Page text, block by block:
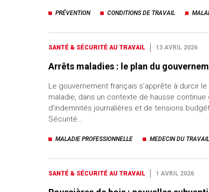
PRÉVENTION CONDITIONS DE TRAVAIL
SANTÉ & SÉCURITÉ AU TRAVAIL 13 AVRIL 2026
Arrêts maladies : le plan du
Le gouvernement français s’apprête à durcir
maladie, dans un contexte de hausse
d’indemnités journalières et de tensions
Sécurité…
MALADIE PROFESSIONNELLE MEDECIN DU TRAVAIL
SANTÉ & SÉCURITÉ AU TRAVAIL 1 AVRIL 2026